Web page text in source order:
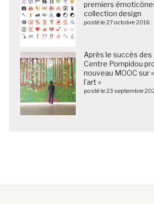
premiers
collection design
posté le 27 octobre 2016
Après le succès des
Centre Pompidou
nouveau MOOC sur
l’art »
posté le 23 septembre